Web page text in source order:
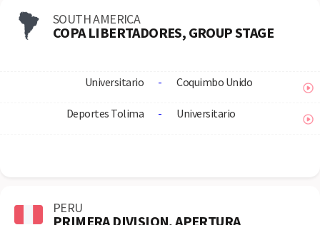
SOUTH AMERICA
COPA LIBERTADORES, GROUP STAGE
Universitario - Coquimbo Unido
Deportes Tolima - Universitario
PERU
PRIMERA DIVISION, APERTURA